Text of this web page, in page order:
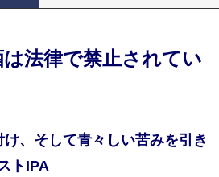
法律で禁止されてい
、そして青々しい苦みを引き
トIPA